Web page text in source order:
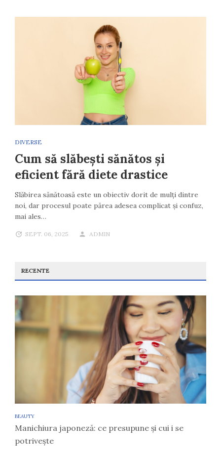
DIVERSE
Cum să slăbești sănătos și
eficient fără diete drastice
Slăbirea sănătoasă este un obiectiv dorit de mulți dintre
noi, dar procesul poate părea adesea complicat și confuz,
mai ales…
SEPT. 06, 2025 ADMIN
RECENTE
BEAUTY
Manichiura japoneză: ce presupune și cui i se
potrivește